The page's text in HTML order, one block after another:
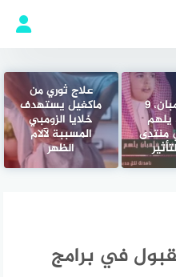
فريد فلمبان، 9
يلهم
منتدى
علاج ثوري من
ماكغيل يستهدف
خلايا الزومبي
المسببة لآلام
الظهر
في برامج